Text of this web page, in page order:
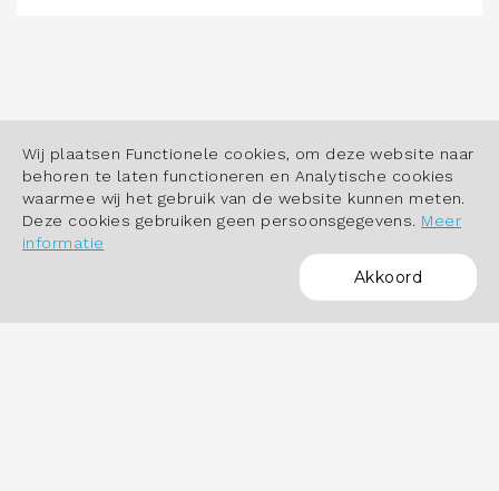
Wij plaatsen Functionele cookies, om deze website naar
behoren te laten functioneren en Analytische cookies
waarmee wij het gebruik van de website kunnen meten.
Deze cookies gebruiken geen persoonsgegevens. Meer
informatie
Akkoord
POWERED BY